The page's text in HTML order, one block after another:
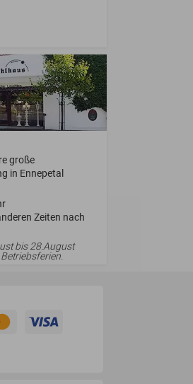
große
in Ennepetal
Zeiten nach
bis 28.August